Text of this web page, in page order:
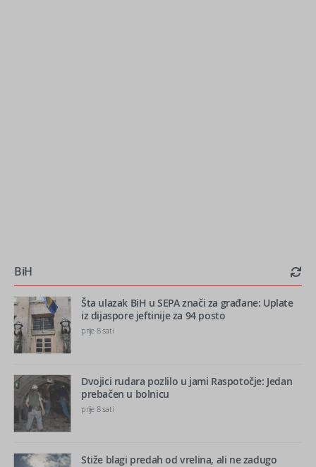
BiH
Šta ulazak BiH u SEPA znači za građane: Uplate
iz dijaspore jeftinije za 94 posto
prije 8 sati
Dvojici rudara pozlilo u jami Raspotočje: Jedan
prebačen u bolnicu
prije 8 sati
Stiže blagi predah od vrelina, ali ne zadugo